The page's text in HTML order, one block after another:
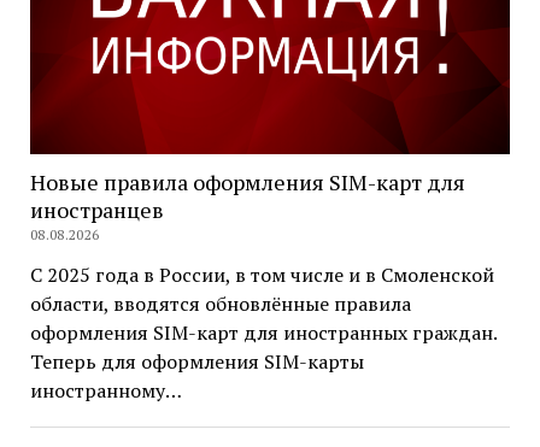
Новые правила оформления SIM-карт для
иностранцев
08.08.2026
С 2025 года в России, в том числе и в Смоленской
области, вводятся обновлённые правила
оформления SIM-карт для иностранных граждан.
Теперь для оформления SIM-карты
иностранному…